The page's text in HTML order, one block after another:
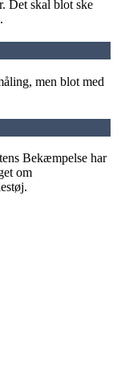
Det skal blot ske
men blot med
Bekæmpelse har
om